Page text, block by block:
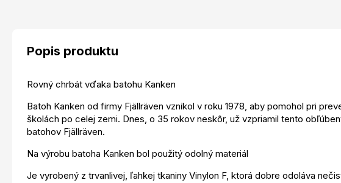
Popis produktu
Rovný chrbát vďaka batohu Kanken
Batoh Kanken od firmy Fjällräven vznikol v roku 1978, aby pomohol pri
školách po celej zemi. Dnes, o 35 rokov neskôr, už vzpriamil tento
batohov Fjällräven.
Na výrobu batoha Kanken bol použitý odolný materiál
Je vyrobený z trvanlivej, ľahkej tkaniny Vinylon F, ktorá dobre odoláva